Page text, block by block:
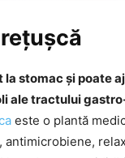
stomac și poate
ale tractului
este o plantă
antimicrobiene,